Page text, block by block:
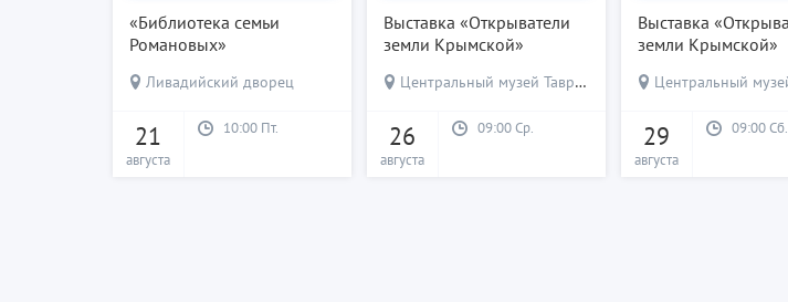
«Библиотека семьи
Романовых»
Ливадийский дворец
21
августа
10:00 Пт.
Выставка «Открыватели
земли Крымской»
Центральный музей Тавриды
26
августа
09:00 Ср.
Выставка
земли Крымской»
Центральный музей
29
августа
09:00 Сб.